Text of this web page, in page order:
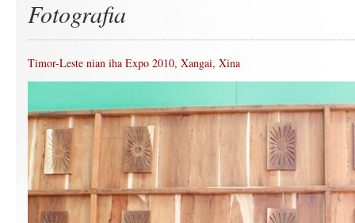
Fotografia
Timor-Leste nian iha Expo 2010, Xangai, Xina